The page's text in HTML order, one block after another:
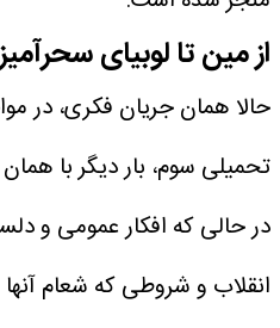
از مین تا لوبیای سحرآمیز
حالا همان جریان فکری، در
تحمیلی سوم، بار دیگر با
در حالی که افکار عمومی و
انقلاب و شروطی که شعام